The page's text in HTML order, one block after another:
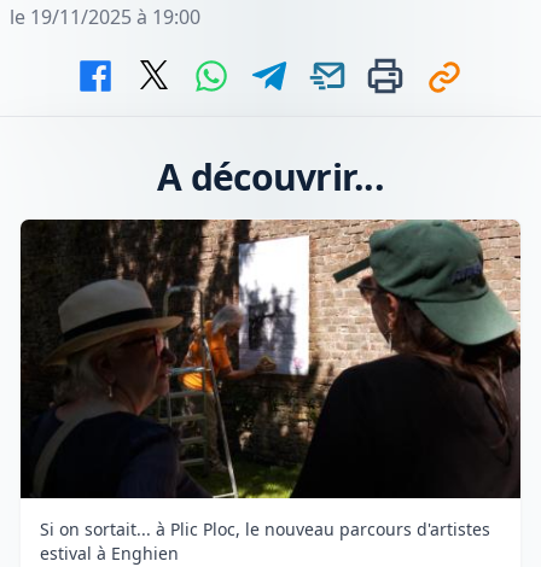
le 19/11/2025 à 19:00
A découvrir...
Si on sortait... à Plic Ploc, le nouveau parcours d'artistes
estival à Enghien